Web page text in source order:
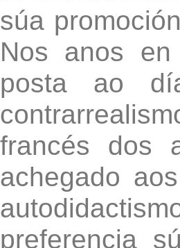
súa
Nos anos
posta ao
francés dos
achegado
preferencia